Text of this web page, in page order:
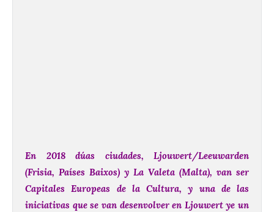
En 2018 dúas ciudades, Ljouwert/Leeuwarden
(Frisia, Países Baixos) y La Valeta (Malta), van ser
Capitales Europeas de la Cultura, y una de las
iniciativas que se van desenvolver en Ljouwert ye un